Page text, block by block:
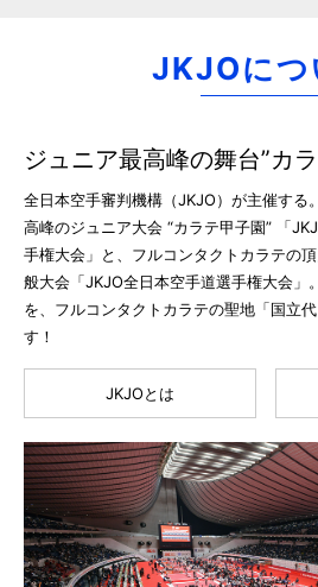
JKJOにつ
ジュニア最高峰の舞台”カ
全日本空手審判機構（JKJO）が主催する
高峰のジュニア大会 “カラテ甲子園” 「
手権大会」と、フルコンタクトカラテの
般大会「JKJO全日本空手道選手権大会」
を、フルコンタクトカラテの聖地「国立
す！
JKJOとは